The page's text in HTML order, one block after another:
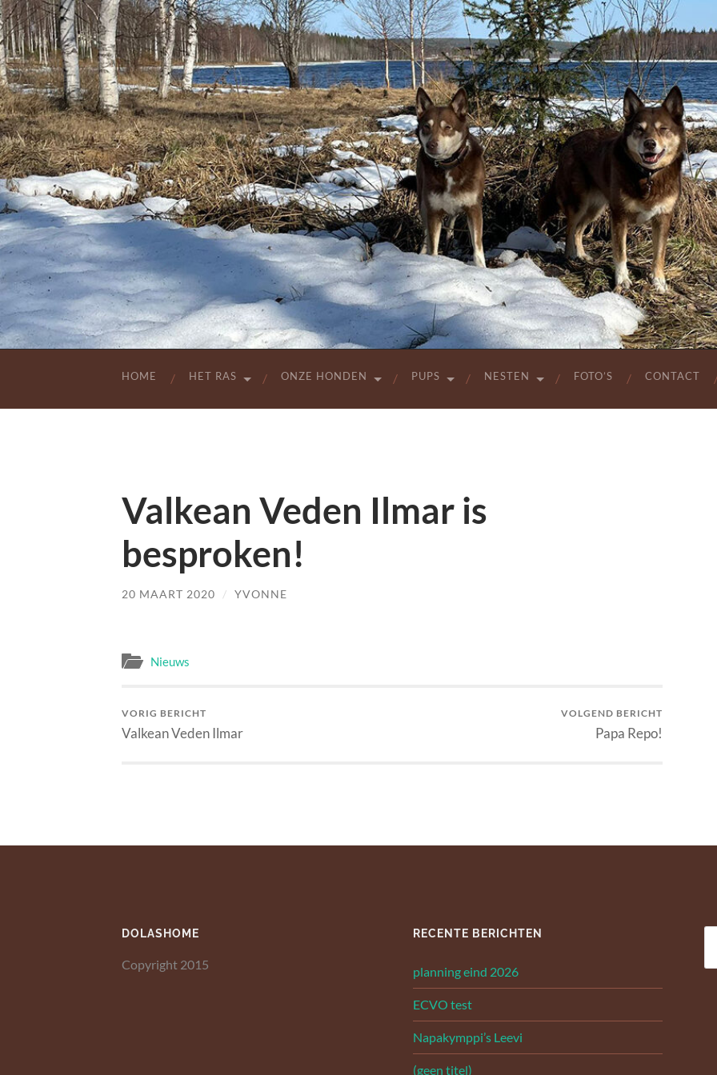
HOME HET RAS ONZE HONDEN PUPS NESTEN FOTO’S CONTACT
Valkean Veden Ilmar is
besproken!
20 MAART 2020 / YVONNE
Nieuws
VORIG BERICHT
Valkean Veden Ilmar
VOLGEND BERICHT
Papa Repo!
DOLASHOME
Copyright 2015
RECENTE BERICHTEN
planning eind 2026
ECVO test
Napakymppi’s Leevi
(geen titel)